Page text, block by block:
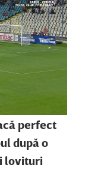
perfect
după o
lovituri